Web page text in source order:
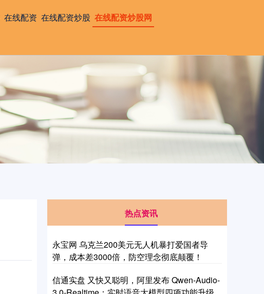
在线配资 在线配资炒股 在线配资炒股网
热点资讯
永宝网 乌克兰200美元无人机暴打爱国者导
弹，成本差3000倍，防空理念彻底颠覆！
信通实盘 又快又聪明，阿里发布 Qwen-Audio-